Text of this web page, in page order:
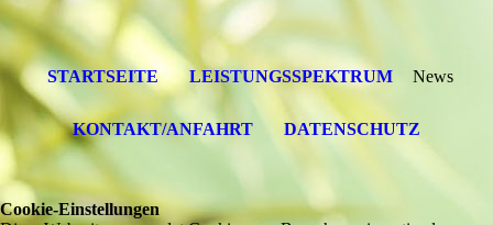
STARTSEITE LEISTUNGSSPEKTRUM News
KONTAKT/ANFAHRT DATENSCHUTZ
Cookie-Einstellungen